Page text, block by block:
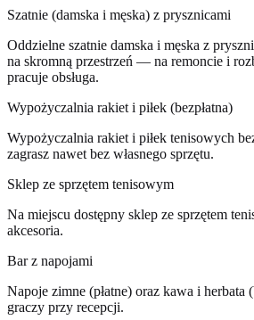
Szatnie (damska i męska) z prysznicami
Oddzielne szatnie damska i męska z
na skromną przestrzeń — na remoncie i
pracuje obsługa.
Wypożyczalnia rakiet i piłek (bezpłatna)
Wypożyczalnia rakiet i piłek tenisowych
zagrasz nawet bez własnego sprzętu.
Sklep ze sprzętem tenisowym
Na miejscu dostępny sklep ze sprzętem
akcesoria.
Bar z napojami
Napoje zimne (płatne) oraz kawa i herbata
graczy przy recepcji.